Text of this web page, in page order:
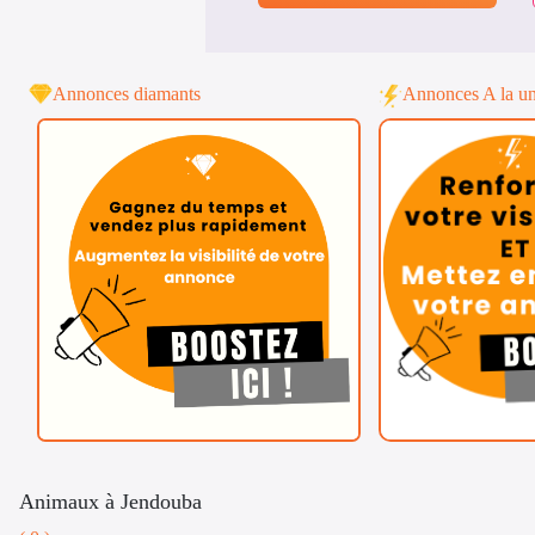
Annonces diamants Annonces A la
Animaux à Jendouba